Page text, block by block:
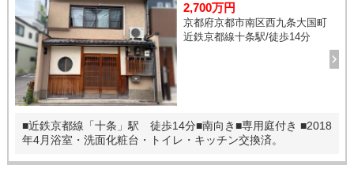
2,700万円
京都府京都市南区西九条大国町
近鉄京都線十条駅/徒歩14分
■近鉄京都線「十条」駅 徒歩14分■南向き■専用庭付き ■2018
年4月浴室・洗面化粧台・トイレ・キッチン交換済。